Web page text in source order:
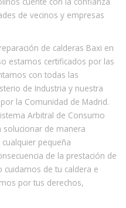
de vecinos y empresas
de calderas Baxi en
estamos certificados por las
con todas las
de Industria y nuestra
la Comunidad de Madrid.
Arbitral de Consumo
solucionar de manera
pequeña
de la prestación de
de tu caldera e
por tus derechos,